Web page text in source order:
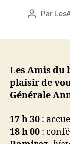
Auteur
Par
Les Amis du
plaisir de
Générale
17 h 30 :
18 h 00 :